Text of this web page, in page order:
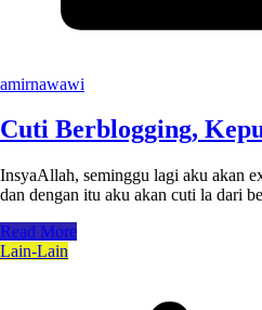
amirnawawi
Cuti Berblogging,
InsyaAllah, seminggu lagi aku akan
dan dengan itu aku akan cuti la dari
Read More
Lain-Lain